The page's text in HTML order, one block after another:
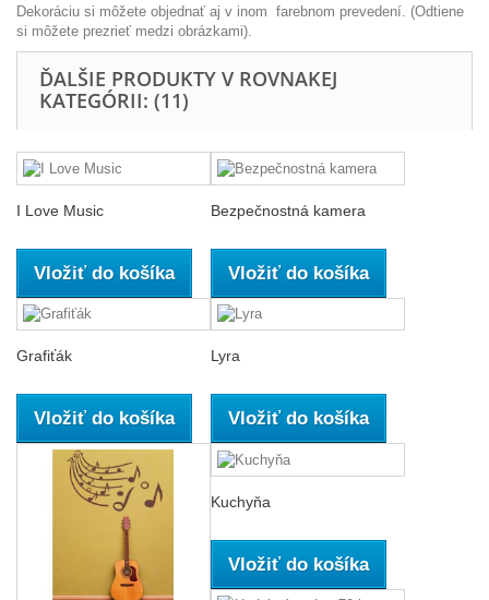
Dekoráciu si môžete objednať aj v inom farebnom prevedení. (Odtiene
si môžete prezrieť medzi obrázkami).
ĎALŠIE PRODUKTY V ROVNAKEJ
KATEGÓRII: (11)
I Love Music
Vložiť do košíka
Bezpečnostná kamera
Vložiť do košíka
Grafiťák
Vložiť do košíka
Lyra
Vložiť do košíka
Kuchyňa
Vložiť do košíka